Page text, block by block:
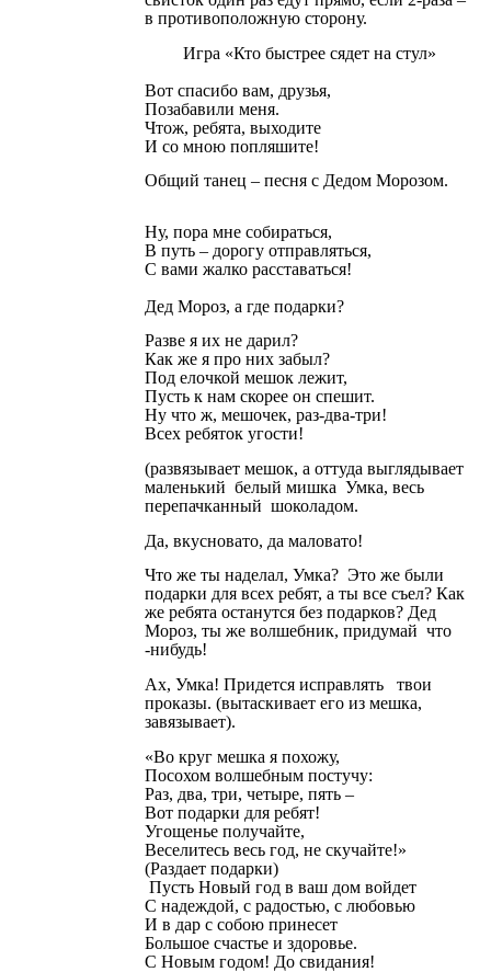
в противоположную сторону.
Игра «Кто быстрее сядет на стул»
Вот спасибо вам, друзья,
Позабавили меня.
Чтож, ребята, выходите
И со мною попляшите!
Общий танец – песня с Дедом Морозом.
Ну, пора мне собираться,
В путь – дорогу отправляться,
С вами жалко расставаться!
Дед Мороз, а где подарки?
Разве я их не дарил?
Как же я про них забыл?
Под елочкой мешок лежит,
Пусть к нам скорее он спешит.
Ну что ж, мешочек, раз-два-три!
Всех ребяток угости!
(развязывает мешок, а оттуда выглядывает
маленький белый мишка Умка, весь
перепачканный шоколадом.
Да, вкусновато, да маловато!
Что же ты наделал, Умка? Это же были
подарки для всех ребят, а ты все съел? Как
же ребята останутся без подарков? Дед
Мороз, ты же волшебник, придумай что
-нибудь!
Ах, Умка! Придется исправлять твои
проказы. (вытаскивает его из мешка,
завязывает).
«Во круг мешка я похожу,
Посохом волшебным постучу:
Раз, два, три, четыре, пять –
Вот подарки для ребят!
Угощенье получайте,
Веселитесь весь год, не скучайте!»
(Раздает подарки)
Пусть Новый год в ваш дом войдет
С надеждой, с радостью, с любовью
И в дар с собою принесет
Большое счастье и здоровье.
С Новым годом! До свидания!